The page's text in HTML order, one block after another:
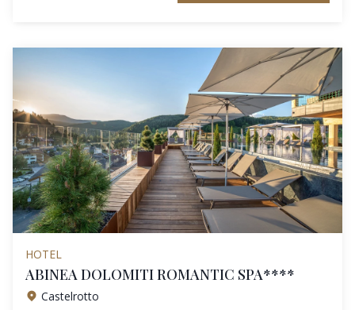
HOTEL
ABINEA DOLOMITI ROMANTIC SPA****
Castelrotto